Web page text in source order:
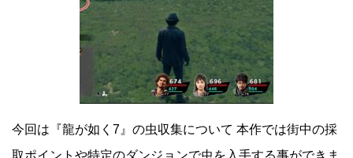
今回は『龍が如く7』の虫収集について 本作では街中の採